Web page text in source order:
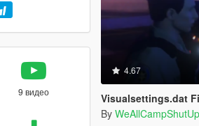
9 видео
4.67
Visualsettings.dat
By WeAllCampShutUp